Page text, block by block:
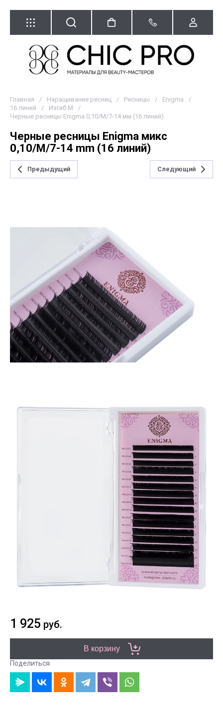
Главная / Наращивание ресниц / Ресницы / Enigma
/
16 линий
/ Изгиб M
/
Черные ресницы Enigma 0,10/M/7-14 мм (16 линий)
Черные ресницы Enigma микс
0,10/M/7-14 mm (16 линий)
Предыдущий Следующий
1 925 руб.
В корзину
Поделиться